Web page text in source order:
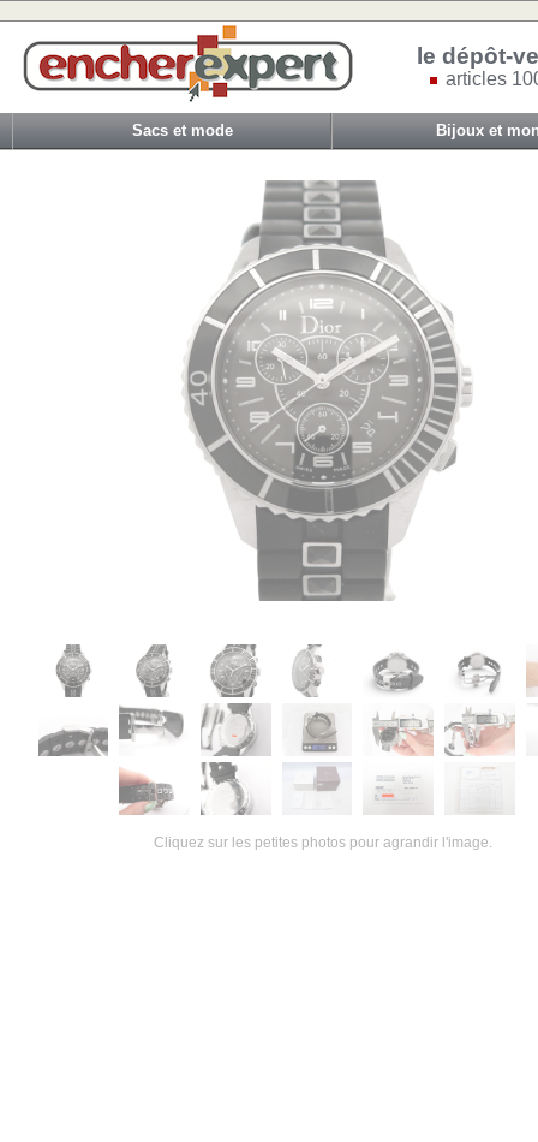
le dépôt-
articles
Sacs et mode Bijoux et
Cliquez sur les petites photos pour agrandir l'image.